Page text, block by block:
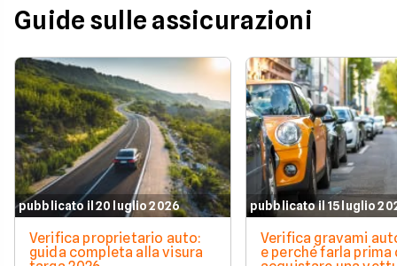
Guide sulle assicurazioni
pubblicato il 20 luglio 2026
Verifica proprietario auto:
guida completa alla visura
pubblicato il 15 luglio
Verifica gravami
e perché farla prima